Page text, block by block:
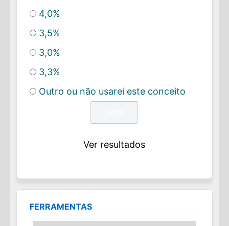
4,0%
3,5%
3,0%
3,3%
Outro ou não usarei este conceito
Ver resultados
FERRAMENTAS